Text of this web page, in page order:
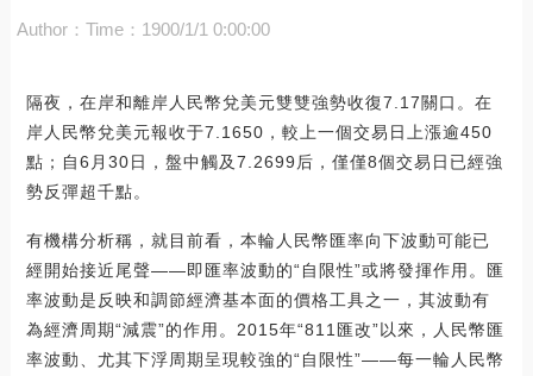
Author： Time：1900/1/1 0:00:00
隔夜，在岸和離岸人民幣兌美元雙雙強勢收復7.17關口。在
岸人民幣兌美元報收于7.1650，較上一個交易日上漲逾450
點；自6月30日，盤中觸及7.2699后，僅僅8個交易日已經強
勢反彈超千點。
有機構分析稱，就目前看，本輪人民幣匯率向下波動可能已
經開始接近尾聲——即匯率波動的“自限性”或將發揮作用。匯
率波動是反映和調節經濟基本面的價格工具之一，其波動有
為經濟周期“減震”的作用。2015年“811匯改”以來，人民幣匯
率波動、尤其下浮周期呈現較強的“自限性”——每一輪人民幣